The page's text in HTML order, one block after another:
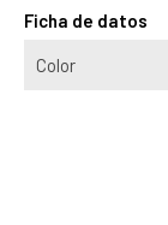
Ficha de datos
Color